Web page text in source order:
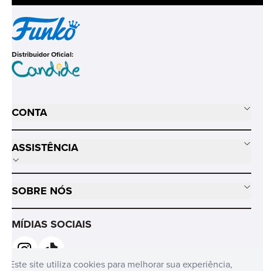
Este site utiliza cookies para melhorar sua experiência,
Distribuidor Oficial:
CONTA
ASSISTÊNCIA
SOBRE NÓS
MÍDIAS SOCIAIS